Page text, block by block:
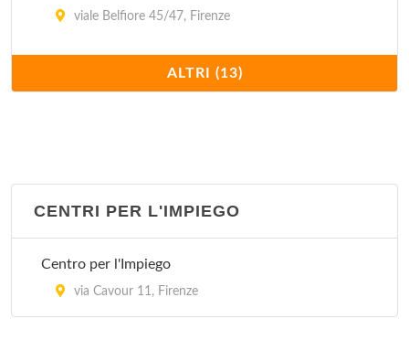
viale Belfiore 45/47, Firenze
Carabinieri - Nucleo tutela patrimonio artistico
via Romana 37/a, Firenze
Carabinieri - stazione piazza Pitti
Carabinieri - stazione via Aretina
via Aretina 336, Firenze
ALTRI (13)
CENTRI PER L'IMPIEGO
Centro per l'Impiego
via Cavour 11, Firenze